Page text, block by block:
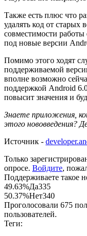
Также есть плюс что
удалять код от
совместимости
под новые версии
Помимо этого ходят
поддерживаемой
вполне возможно
поддержкой Android
повысит значения и
Знаете приложения,
этого нововведения?
Источник -
Только
опросе. Войдите,
Поддерживаете такое
49.63%Да335
50.37%Нет340
Проголосовали 675
пользователей.
Теги: